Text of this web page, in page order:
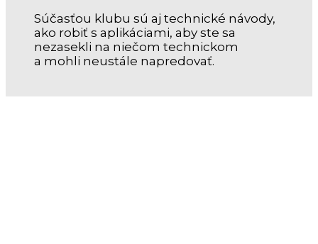
Súčasťou klubu sú aj technické návody,
ako robiť s aplikáciami, aby ste sa
nezasekli na niečom technickom
a mohli neustále napredovať.